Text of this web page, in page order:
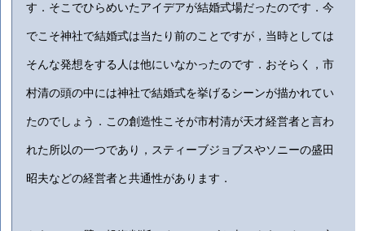
す．そこでひらめいたアイデアが結婚式場だったのです．今
でこそ神社で結婚式は当たり前のことですが，当時としては
そんな発想をする人は他にいなかったのです．おそらく，市
村清の頭の中には神社で結婚式を挙げるシーンが描かれてい
たのでしょう．この創造性こそが市村清が天才経営者と言わ
れた所以の一つであり，スティーブジョブスやソニーの盛田
昭夫などの経営者と共通性があります．